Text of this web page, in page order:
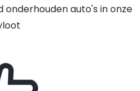
onderhouden auto's in onze